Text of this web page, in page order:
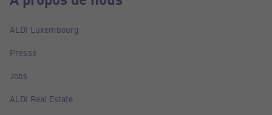
ALDI Luxembourg
Presse
Jobs
ALDI Real Estate